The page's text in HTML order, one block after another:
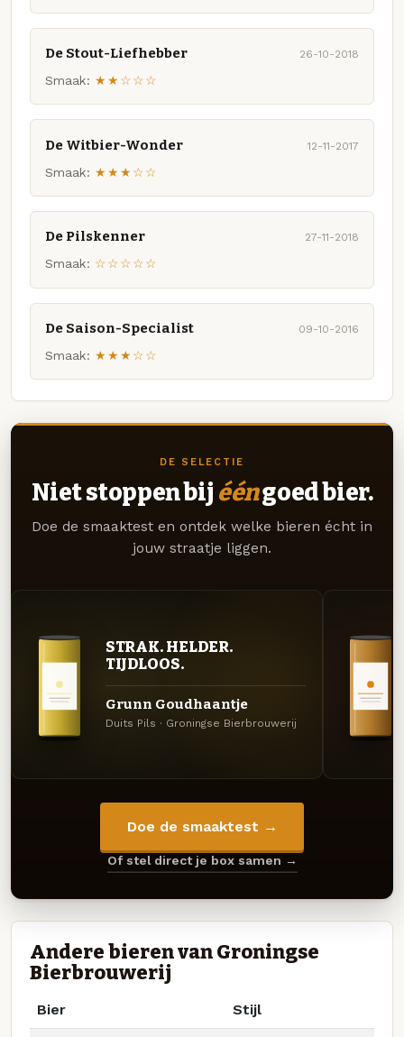
De Stout-Liefhebber 26-10-2018
Smaak: ★★☆☆☆
De Witbier-Wonder 12-11-2017
Smaak: ★★★☆☆
De Pilskenner 27-11-2018
Smaak: ☆☆☆☆☆
De Saison-Specialist 09-10-2016
Smaak: ★★★☆☆
DE SELECTIE
Niet stoppen bij ééngoed bier.
Doe de smaaktest en ontdek welke bieren écht in
jouw straatje liggen.
STRAK. HELDER.
TIJDLOOS.
Grunn Goudhaantje
Duits Pils · Groningse Bierbrouwerij
Doe de smaaktest →
Of stel direct je box samen →
Andere bieren van Groningse
Bierbrouwerij
Bier Stijl